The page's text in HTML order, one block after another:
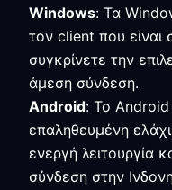
Windows: Τα
τον client που είναι
συγκρίνετε την
άμεση σύνδεση.
Android: Το Android
επαληθευμένη
ενεργή λειτουργία
σύνδεση στην